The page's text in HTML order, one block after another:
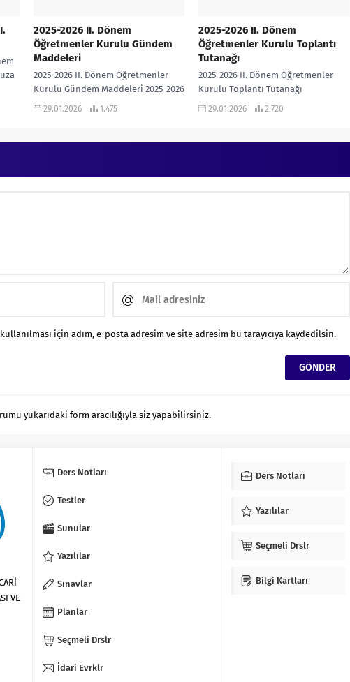
2025-2026 II. Dönem
Öğretmenler Kurulu Gündem
Maddeleri
2025-2026 II. Dönem Öğretmenler
Kurulu Gündem Maddeleri 2025-2026
II. Dönem Öğretmenler Kurulu
29.01.2026 1.475
2025-2026 II. Dönem
Öğretmenler Kurulu Toplantı
Tutanağı
2025-2026 II. Dönem Öğretmenler
Kurulu Toplantı Tutanağı
(ORTAOKUL) Kendi okulunuza göre
yapabilirsiniz… 2025-2026 Ortaokul...
29.01.2026 2.720
için adım, e-posta adresim ve site adresim bu tarayıcıya kaydedilsin.
yukarıdaki form aracılığıyla siz yapabilirsiniz.
VE
Ders Notları
Testler
Sunular
Yazılılar
Sınavlar
Planlar
Seçmeli Drslr
İdari Evrklr
Ders Notları
Yazılılar
Seçmeli Drslr
Bilgi Kartları